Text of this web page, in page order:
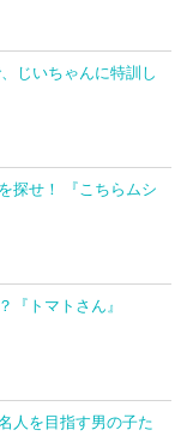
じいちゃんに特訓し
探せ！ 『こちらムシ
『トマトさん』
人を目指す男の子た